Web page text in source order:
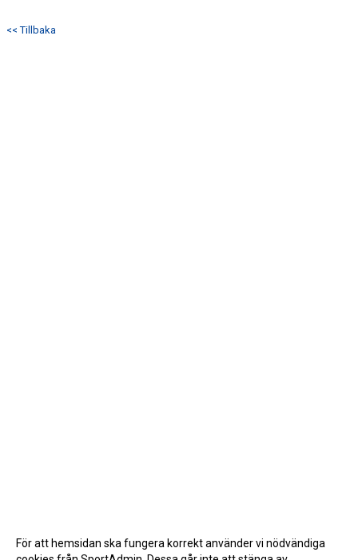
GUNNESBOHALLEN
<< Tillbaka
För att hemsidan ska fungera korrekt använder vi nödvändiga